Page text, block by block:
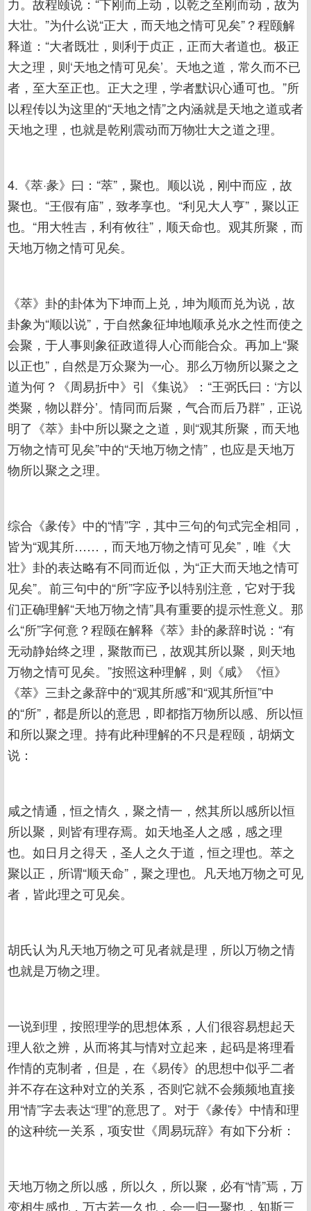
大壮。”为什么说“正大，而天地之情可见矣”？程颐解
释道：“大者既壮，则利于贞正，正而大者道也。极正
大之理，则‘天地之情可见矣’。天地之道，常久而不已
者，至大至正也。正大之理，学者默识心通可也。”所
以程传以为这里的“天地之情”之内涵就是天地之道或者
天地之理，也就是乾刚震动而万物壮大之道之理。
4.《萃·彖》曰：“萃”，聚也。顺以说，刚中而应，故
聚也。“王假有庙”，致孝享也。“利见大人亨”，聚以正
也。“用大牲吉，利有攸往”，顺天命也。观其所聚，而
天地万物之情可见矣。
《萃》卦的卦体为下坤而上兑，坤为顺而兑为说，故
卦象为“顺以说”，于自然象征坤地顺承兑水之性而使之
会聚，于人事则象征政道得人心而能合众。再加上“聚
以正也”，自然是万众聚为一心。那么万物所以聚之之
道为何？《周易折中》引《集说》：“王弼氏曰：‘方以
类聚，物以群分’。情同而后聚，气合而后乃群”，正说
明了《萃》卦中所以聚之之道，则“观其所聚，而天地
万物之情可见矣”中的“天地万物之情”，也应是天地万
物所以聚之之理。
综合《彖传》中的“情”字，其中三句的句式完全相同，
皆为“观其所……，而天地万物之情可见矣”，唯《大
壮》卦的表达略有不同而近似，为“正大而天地之情可
见矣”。前三句中的“所”字应予以特别注意，它对于我
们正确理解“天地万物之情”具有重要的提示性意义。那
么“所”字何意？程颐在解释《萃》卦的彖辞时说：“有
无动静始终之理，聚散而已，故观其所以聚，则天地
万物之情可见矣。”按照这种理解，则《咸》《恒》
《萃》三卦之彖辞中的“观其所感”和“观其所恒”中
的“所”，都是所以的意思，即都指万物所以感、所以恒
和所以聚之理。持有此种理解的不只是程颐，胡炳文
说：
咸之情通，恒之情久，聚之情一，然其所以感所以恒
所以聚，则皆有理存焉。如天地圣人之感，感之理
也。如日月之得天，圣人之久于道，恒之理也。萃之
聚以正，所谓“顺天命”，聚之理也。凡天地万物之可见
者，皆此理之可见矣。
胡氏认为凡天地万物之可见者就是理，所以万物之情
也就是万物之理。
一说到理，按照理学的思想体系，人们很容易想起天
理人欲之辨，从而将其与情对立起来，起码是将理看
作情的克制者，但是，在《易传》的思想中似乎二者
并不存在这种对立的关系，否则它就不会频频地直接
用“情”字去表达“理”的意思了。对于《彖传》中情和理
的这种统一关系，项安世《周易玩辞》有如下分析：
天地万物之所以感，所以久，所以聚，必有“情”焉，万
变相生感也，万古若一久也，会一归一聚也，知斯三